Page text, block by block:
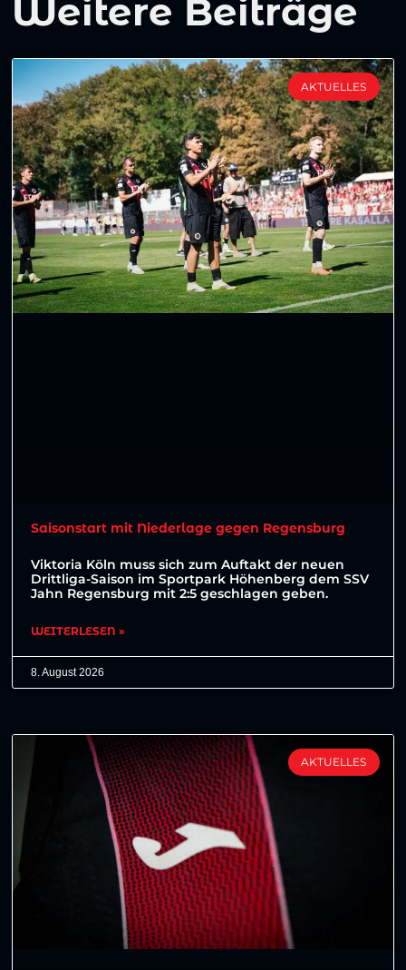
Weitere Beiträge
AKTUELLES
Saisonstart mit Niederlage gegen Regensburg
Viktoria Köln muss sich zum Auftakt der neuen
Drittliga-Saison im Sportpark Höhenberg dem SSV
Jahn Regensburg mit 2:5 geschlagen geben.
WEITERLESEN »
8. August 2026
AKTUELLES